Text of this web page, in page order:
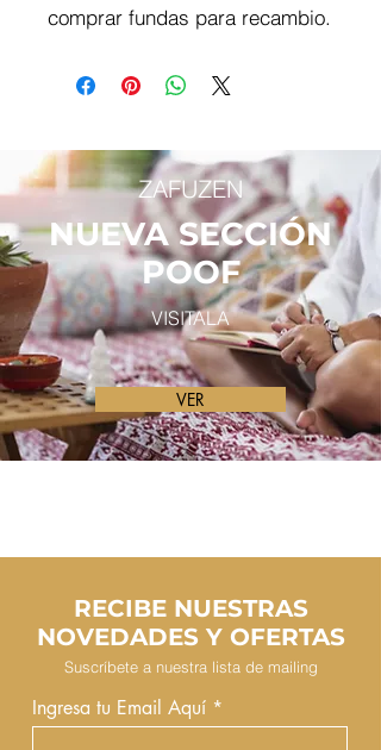
comprar fundas para recambio.
ZAFUZEN
NUEVA SECCIÓN
POOF
VISITALA
VER
RECIBE NUESTRAS
NOVEDADES Y OFERTAS
Suscríbete a nuestra lista de mailing
Ingresa tu Email Aquí